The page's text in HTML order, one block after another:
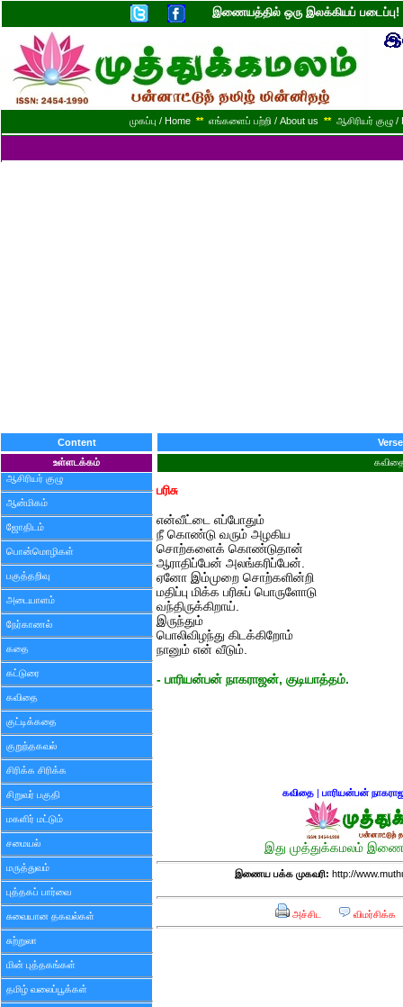
இணையத்தில் ஒரு இலக்கியப்
முகப்பு / Home ** எங்களைப் பற்றி / About us ** ஆசிரியர் குழு
Content
உள்ளடக்கம்
ஆசிரியர் குழு
ஆன்மிகம்
ஜோதிடம்
பொன்மொழிகள்
பகுத்தறிவு
அடையாளம்
நேர்காணல்
கதை
கட்டுரை
கவிதை
குட்டிக்கதை
குறுந்தகவல்
சிரிக்க சிரிக்க
சிறுவர் பகுதி
மகளிர் மட்டும்
சமையல்
மருத்துவம்
புத்தகப் பார்வை
சுவையான தகவல்கள்
சுற்றுலா
மின் புத்தகங்கள்
தமிழ் வலைப்பூக்கள்
Verse
பரிசு
என்வீட்டை எப்போதும்
நீ கொண்டு வரும் அழகிய
சொற்களைக் கொண்டுதான்
ஆராதிப்பேன் அலங்கரிப்பேன்.
ஏனோ இம்முறை சொற்களின்றி
மதிப்பு மிக்க பரிசுப் பொருளோடு
வந்திருக்கிறாய்.
இருந்தும்
பொலிவிழந்து கிடக்கிறோம்
நானும் என் வீடும்.
- பாரியன்பன் நாகராஜன், குடியாத்தம்.
கவிதை| பாரியன்பன்
இது முத்துக்கமலம்
இணைய பக்க முகவரி: http://
அச்சிட விமர்சிக்க